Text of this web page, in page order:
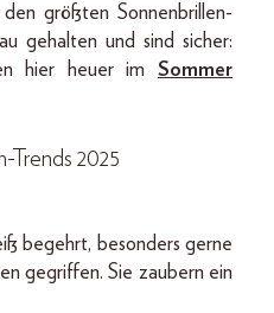
größten Sonnenbrillen-
gehalten und sind sicher:
hier heuer im Sommer
Trends 2025
begehrt, besonders gerne
gegriffen. Sie zaubern ein